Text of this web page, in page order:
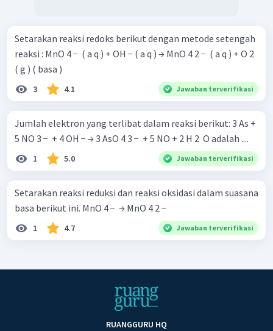
Setarakan reaksi redoks berikut dengan metode setengah
reaksi : MnO 4 − ​ ( a q ) + OH − ( a q ) → MnO 4 2 − ​ ( a q ) + O 2 ​
( g ) ( basa )
3 4.1 Jawaban terverifikasi
Jumlah elektron yang terlibat dalam reaksi berikut: 3 As +
5 NO 3 − ​ + 4 OH − → 3 AsO 4 3 − ​ + 5 NO + 2 H 2 ​ O adalah ....
1 5.0 Jawaban terverifikasi
Setarakan reaksi reduksi dan reaksi oksidasi dalam suasana
basa berikut ini. MnO 4 − ​ → MnO 4 2 − ​
1 4.7 Jawaban terverifikasi
RUANGGURU HQ